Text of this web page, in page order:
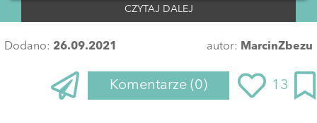
CZYTAJ DALEJ
Dodano: 26.09.2021 autor: MarcinZbezu
Komentarze (0) 13